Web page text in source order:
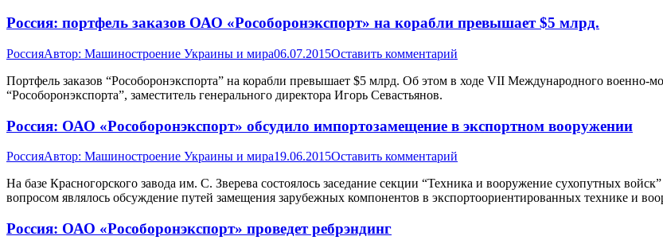
Россия: портфель заказов ОАО «Рособоронэкспорт» на корабли превышает $5 млрд.
РоссияАвтор: Машиностроение Украины и мира06.07.2015Оставить комментарий
Портфель заказов “Рособоронэкспорта” на корабли превышает $5 млрд. Об этом в ходе VII Международного военно-
“Рособоронэкспорта”, заместитель генерального директора Игорь Севастьянов.
Россия: ОАО «Рособоронэкспорт» обсудило импортозамещение в экспортном вооружении
РоссияАвтор: Машиностроение Украины и мира19.06.2015Оставить комментарий
На базе Красногорского завода им. С. Зверева состоялось заседание секции “Техника и вооружение сухопутных
вопросом являлось обсуждение путей замещения зарубежных компонентов в экспортоориентированных технике и
Россия: ОАО «Рособоронэкспорт» проведет ребрэндинг